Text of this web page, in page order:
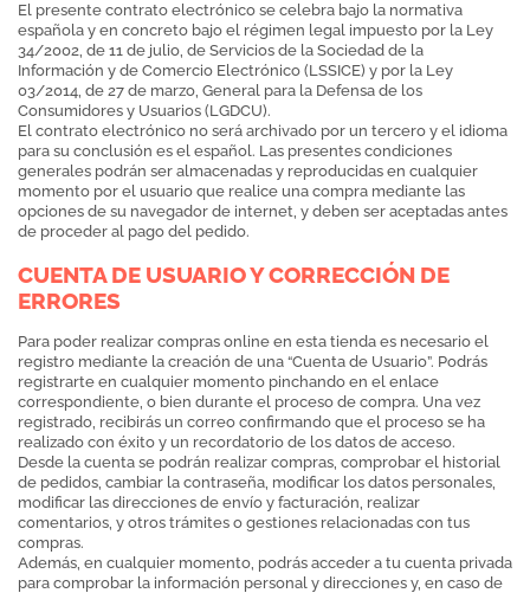
El presente contrato electrónico se celebra bajo la normativa
española y en concreto bajo el régimen legal impuesto por la Ley
34/2002, de 11 de julio, de Servicios de la Sociedad de la
Información y de Comercio Electrónico (LSSICE) y por la Ley
03/2014, de 27 de marzo, General para la Defensa de los
Consumidores y Usuarios (LGDCU).
El contrato electrónico no será archivado por un tercero y el idioma
para su conclusión es el español. Las presentes condiciones
generales podrán ser almacenadas y reproducidas en cualquier
momento por el usuario que realice una compra mediante las
opciones de su navegador de internet, y deben ser aceptadas antes
de proceder al pago del pedido.
CUENTA DE USUARIO Y CORRECCIÓN DE
ERRORES
Para poder realizar compras online en esta tienda es necesario el
registro mediante la creación de una “Cuenta de Usuario”. Podrás
registrarte en cualquier momento pinchando en el enlace
correspondiente, o bien durante el proceso de compra. Una vez
registrado, recibirás un correo confirmando que el proceso se ha
realizado con éxito y un recordatorio de los datos de acceso.
Desde la cuenta se podrán realizar compras, comprobar el historial
de pedidos, cambiar la contraseña, modificar los datos personales,
modificar las direcciones de envío y facturación, realizar
comentarios, y otros trámites o gestiones relacionadas con tus
compras.
Además, en cualquier momento, podrás acceder a tu cuenta privada
para comprobar la información personal y direcciones y, en caso de